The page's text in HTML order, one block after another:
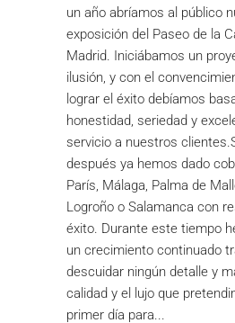
un año abríamos al público
exposición del Paseo de la
Madrid. Iniciábamos un
ilusión, y con el
lograr el éxito debíamos
honestidad, seriedad y
servicio a nuestros
después ya hemos dado
París, Málaga, Palma de
Logroño o Salamanca con
éxito. Durante este tiempo
un crecimiento continuado
descuidar ningún detalle y
calidad y el lujo que
primer día para